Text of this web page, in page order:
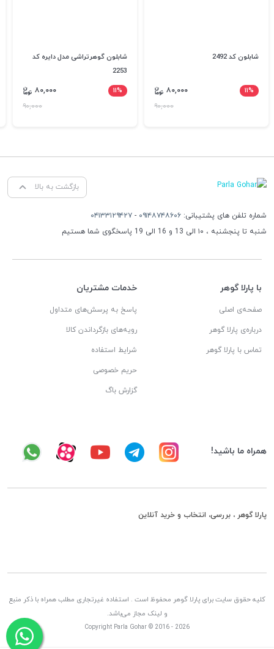
شابلون کد 2492
۱۱%
۸۰,۰۰۰
۹۰,۰۰۰
شابلون گوهرتراشی مدل دایره کد
2253
۱۱%
۸۰,۰۰۰
۹۰,۰۰۰
بازگشت به بالا
شماره تلفن های پشتیبانی: ۰۹۱۴۸۷۴۸۶۰۶ - ۰۴۱۳۳۱۲۹۴۲۷
شنبه تا پنجشنبه ، ۱۰ الی 13 و 16 الی 19 پاسخگوی شما هستیم
با پارلا گوهر
صفحه‌ی اصلی
درباره‌ی پارلا گوهر
تماس با پارلا گوهر
خدمات مشتریان
پاسخ به پرسش‌های متداول
رویه‌های بازگرداندن کالا
شرایط استفاده
حریم خصوصی
گزارش باگ
همراه ما باشید!
پارلا گوهر ، بررسی، انتخاب و خرید آنلاین
کلیه حقوق سایت برای پارلا گوهر محفوظ است . استفاده غیرتجاری مطلب همراه با ذکر منبع
و لینک مجاز می‌باشد.
Copyright Parla Gohar © 2016 - 2026